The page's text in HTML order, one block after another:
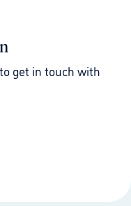
get in touch with